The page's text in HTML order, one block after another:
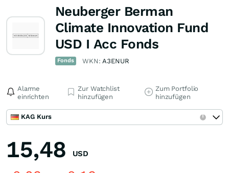
Neuberger Berman
Climate Innovation Fund
USD I Acc Fonds
Fonds WKN:A3ENUR
Alarme
einrichten
Zur Watchlist
hinzufügen
Zum Portfolio
hinzufügen
KAG Kurs
15,48 USD